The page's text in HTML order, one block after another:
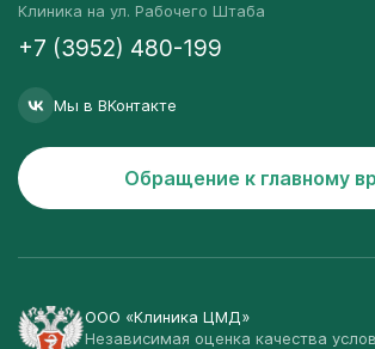
Клиника на ул. Рабочего Штаба
+7 (3952) 480-199
Мы в ВКонтакте
Обращение к главному
ООО «Клиника ЦМД»
Независимая оценка качества